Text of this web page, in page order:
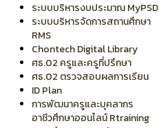
ระบบติดตามผู้สำเร็จการศึกษา
ระบบรายงานการจัดการเรียนการ
สอนออนไลน์
ระบบบริหารงบประมาณ MyPSD
ระบบบริหารจัดการสถานศึกษา
RMS
Chontech Digital Library
ศธ.02 ครูและครูที่ปรึกษา